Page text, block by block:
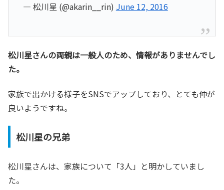
— 松川星 (@akarin__rin) June 12, 2016
松川星さんの両親は一般人のため、情報がありませんでし
た。
家族で出かける様子をSNSでアップしており、とても仲が
良いようですね。
松川星の兄弟
松川星さんは、家族について「3人」と明かしていまし
た。